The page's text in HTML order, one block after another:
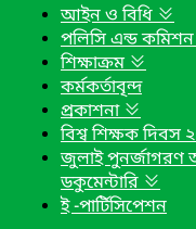
আইন ও বিধি
পলিসি এন্ড
শিক্ষাক্রম
কর্মকর্তাবৃন্দ
প্রকাশনা
বিশ্ব শিক্ষক দিবস
জুলাই পুনর্জাগরণ
ডকুমেন্টারি
ই -পার্টিসিপেশন